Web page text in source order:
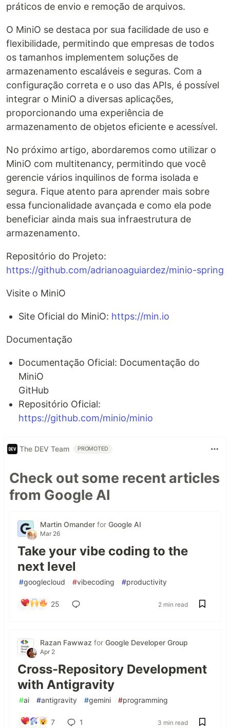
práticos de envio e remoção de arquivos.
O MiniO se destaca por sua facilidade de uso e
flexibilidade, permitindo que empresas de todos
os tamanhos implementem soluções de
armazenamento escaláveis e seguras. Com a
configuração correta e o uso das APIs, é possível
integrar o MiniO a diversas aplicações,
proporcionando uma experiência de
armazenamento de objetos eficiente e acessível.
No próximo artigo, abordaremos como utilizar o
MiniO com multitenancy, permitindo que você
gerencie vários inquilinos de forma isolada e
segura. Fique atento para aprender mais sobre
essa funcionalidade avançada e como ela pode
beneficiar ainda mais sua infraestrutura de
armazenamento.
Repositório do Projeto:
https://github.com/adrianoaguiardez/minio-spring
Visite o MiniO
Site Oficial do MiniO: https://min.io
Documentação
Documentação Oficial: Documentação do
MiniO
GitHub
Repositório Oficial:
https://github.com/minio/minio
The DEV Team PROMOTED
Check out some recent articles
from Google AI
Martin Omander for Google AI
Mar 26
Take your vibe coding to the
next level
#googlecloud #vibecoding #productivity
25 2 min read
Razan Fawwaz for Google Developer Group
Apr 2
Cross-Repository Development
with Antigravity
#ai #antigravity #gemini #programming
7 1 3 min read